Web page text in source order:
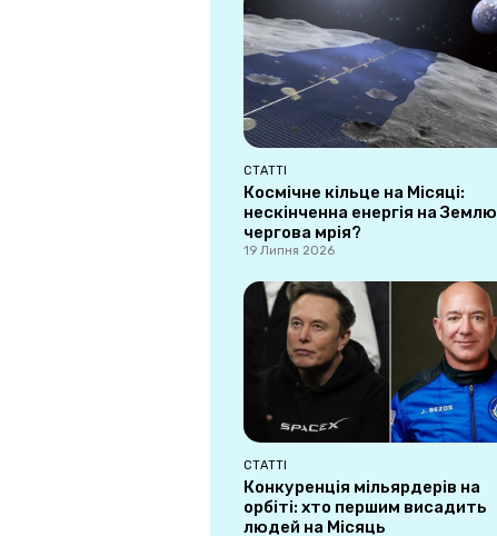
СТАТТІ
Космічне кільце на Місяці:
нескінченна енергія на
чергова мрія?
19 Липня 2026
СТАТТІ
Конкуренція мільярдерів на
орбіті: хто першим висадить
людей на Місяць